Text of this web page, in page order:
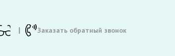
Заказать обратный звонок